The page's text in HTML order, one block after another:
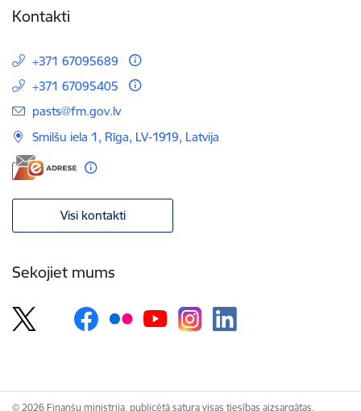
Kontakti
+371 67095689
+371 67095405
E-pasts:
pasts@fm.gov.lv
Smilšu iela 1, Rīga, LV-1919, Latvija
Visi kontakti
Sekojiet mums
© 2026 Finanšu ministrija, publicētā satura visas tiesības aizsargātas.